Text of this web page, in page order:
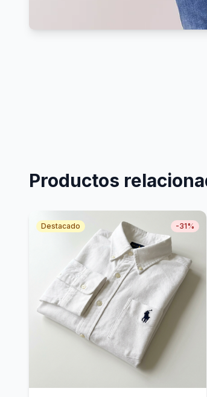
Productos
Destacado -31%